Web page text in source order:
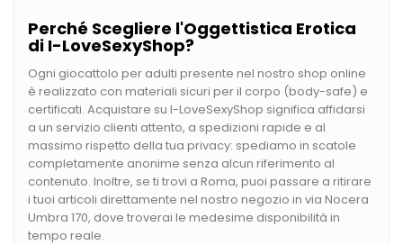
Perché Scegliere l'Oggettistica Erotica
di I-LoveSexyShop?
Ogni giocattolo per adulti presente nel nostro shop online
è realizzato con materiali sicuri per il corpo (body-safe) e
certificati. Acquistare su I-LoveSexyShop significa affidarsi
a un servizio clienti attento, a spedizioni rapide e al
massimo rispetto della tua privacy: spediamo in scatole
completamente anonime senza alcun riferimento al
contenuto. Inoltre, se ti trovi a Roma, puoi passare a ritirare
i tuoi articoli direttamente nel nostro negozio in via Nocera
Umbra 170, dove troverai le medesime disponibilità in
tempo reale.